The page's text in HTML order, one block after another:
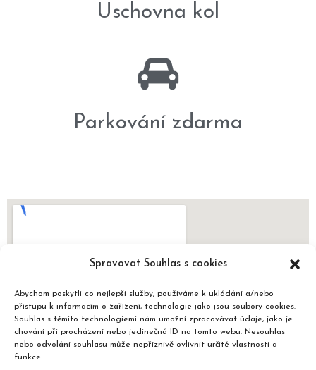
Spravovat Souhlas s cookies
Abychom poskytli co nejlepší služby, používáme k ukládání a/nebo
přístupu k informacím o zařízení, technologie jako jsou soubory cookies.
Souhlas s těmito technologiemi nám umožní zpracovávat údaje, jako je
chování při procházení nebo jedinečná ID na tomto webu. Nesouhlas
nebo odvolání souhlasu může nepříznivě ovlivnit určité vlastnosti a
funkce.
Uschovna kol
Parkování zdarma